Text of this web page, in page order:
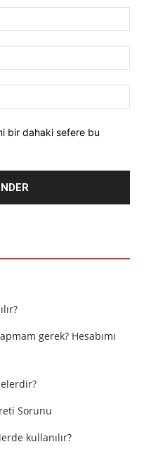
bir dahaki sefere bu
gerek? Hesabımı
Sorunu
kullanılır?